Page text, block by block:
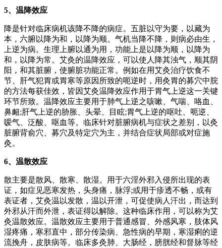
5、温降效应
降是针对临床病机该降不降的病症。五脏以守为要，以藏为
本，六腑以降为和，以降为顺。气机当降不降，则病必由生，
上逆为病。生理上腑以通为用，功能上是以降为顺，以降为
和，以降为常。艾灸的温降效应，可以使人降其浊气，顺其阴
阳，和其脏腑，使腑脏功能正常。例如在用艾灸治疗饮食不
节、肝气犯胃或胃寒等原因所致的呃逆时，用灸胃的募穴中脘
的方法每获佳效，皆因艾灸温降效应作用于胃气上逆这一关键
环节所致。温降效应主要用于肺气上逆之咳嗽、气喘、咯血、
鼻衄;肝气上逆的胁胀、头晕、目眩;胃气上逆的呕吐、呃逆、
嗳气、泛酸、呕血等。临床针对脏腑病机与症状之差别，以灸
脏腑背俞穴、募穴及特定穴为主，并结合症状局部或对症施
灸。
6、温散效应
散主要是散风、散寒、散湿。用于六淫外邪入侵所出现的表
证，如症见恶寒发热，头身痛，脉浮;或用于疹透不畅，或有
表证者，艾灸温以发散，温以开泄，可促使病人汗出，而达到
外邪从汗而外泄，表证得以解除。这种临床作用，可以称为艾
灸温散效应。温散效应主要用于普通感冒、外感风寒，肢体风
湿疼痛，寒邪直中，部分传染病、急性病的早期，寒湿痢的逆
流挽舟，皮肤病等。临床多灸肺、大肠经，膀胱经和督脉等经